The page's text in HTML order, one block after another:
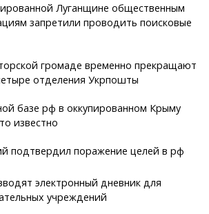
Луганщине общественным
запретили проводить поисковые
громаде временно прекращают
отделения Укрпошты
базе рф в оккупированном Крыму
известно
подтвердил поражение целей в рф
электронный дневник для
учреждений